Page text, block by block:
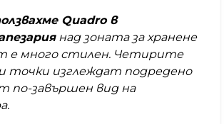
Quadro в
над зоната за хранене
е много стилен. Четирите
точки изглеждат подредено
по-завършен вид на